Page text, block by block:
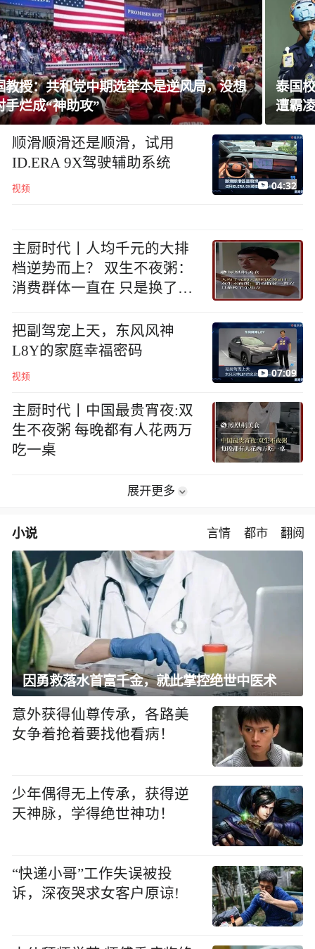
泰国校园枪击案已致8死，14岁枪手被曝长期
遭霸凌
顺滑顺滑还是顺滑，试用
ID.ERA 9X驾驶辅助系统
视频 04:32
主厨时代丨人均千元的大排
档逆势而上？ 双生不夜粥：
消费群体一直在 只是换了个
把副驾宠上天，东风风神
L8Y的家庭幸福密码
视频 07:09
主厨时代丨中国最贵宵夜:双
生不夜粥 每晚都有人花两万
吃一桌
展开更多
小说 言情 都市 翻阅
因勇救落水首富千金，就此掌控绝世中医术
意外获得仙尊传承，各路美
女争着抢着要找他看病！
少年偶得无上传承，获得逆
天神脉，学得绝世神功！
“快递小哥”工作失误被投
诉，深夜哭求女客户原谅!